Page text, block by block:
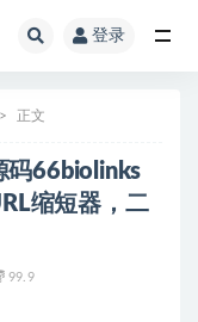
登录
正文
码66biolinks
缩短器，二
99.9